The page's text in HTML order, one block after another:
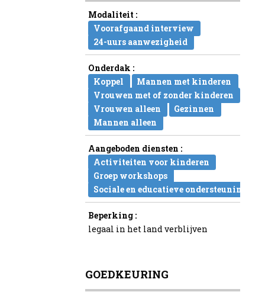
Modaliteit :
Voorafgaand interview
24-uurs aanwezigheid
Onderdak :
Koppel
Mannen met kinderen
Vrouwen met of zonder kinderen
Vrouwen alleen
Gezinnen
Mannen alleen
Aangeboden diensten :
Activiteiten voor kinderen
Groep workshops
Sociale en educatieve ondersteuning
Beperking :
legaal in het land verblijven
GOEDKEURING